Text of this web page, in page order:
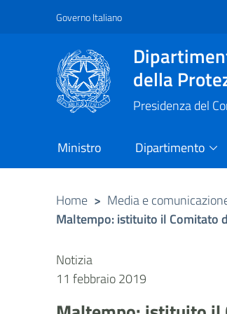
Vai al contenuto principale
Raggiungi il piè di pagina
Governo Italiano
della
Presidenza del
Ministro Dipartimento
Home > Media e
Maltempo: istituito il Comitato
Notizia
11 febbraio 2019